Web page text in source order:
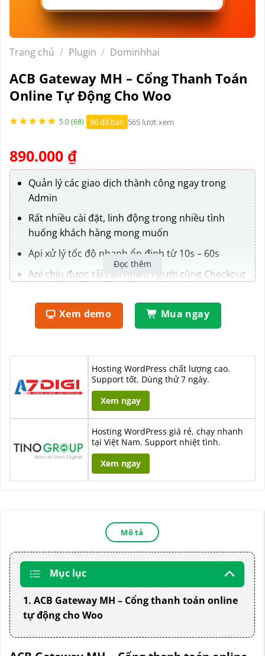
Trang chủ / Plugin / Dominhhai
ACB Gateway MH – Cổng Thanh Toán
Online Tự Động Cho Woo
5.0 (68) 86 đã bán 565 lượt xem
890.000 ₫
Quản lý các giao dịch thành công ngay trong
Admin
Rất nhiều cài đặt, linh động trong nhiều tình
huống khách hàng mong muốn
Api xử lý tốc độ nhanh ổn định từ 10s – 60s
Api chịu được tải cao nhiều người cùng Checkout
Mã QR tự động điền toàn bộ thông tin kể cả lời
nhắn, nên khách hàng chỉ cần quét ấn chuyển
Đọc thêm
Xem demo Mua ngay
Hosting WordPress chất lượng cao.
Support tốt. Dùng thử 7 ngày.
Xem ngay
Hosting WordPress giá rẻ, chạy nhanh
tại Việt Nam. Support nhiệt tình.
Xem ngay
Mô tả
Mục lục
1. ACB Gateway MH – Cổng thanh toán online
tự động cho Woo